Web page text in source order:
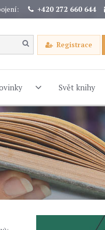
+420 272 660 644
Registrace
Svět knihy